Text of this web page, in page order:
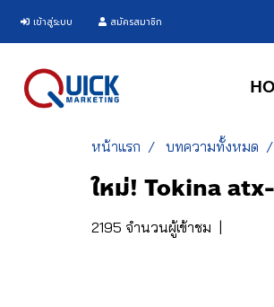
เข้าสู่ระบบ สมัครสมาชิก
หน้าแรก บทความทั้งหมด
ใหม่! Tokina
2195 จำนวนผู้เข้าชม